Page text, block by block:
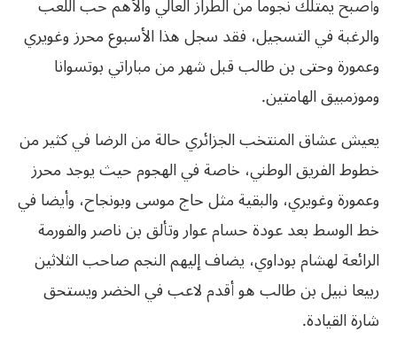
والرغبة في التسجيل، فقد سجل هذا الأسبوع محرز وغويري
وعمورة وحتى بن طالب قبل شهر من مباراتي بوتسوانا
وموزمبيق الهامتين.
يعيش عشاق المنتخب الجزائري حالة من الرضا في كثير من
خطوط الفريق الوطني، خاصة في الهجوم حيث يوجد محرز
وعمورة وغويري، والبقية مثل حاج موسى وبونجاح، وأيضا في
خط الوسط بعد عودة حسام عوار وتألق بن ناصر والفورمة
الرائعة لهشام بوداوي، يضاف إليهم النجم صاحب الثلاثين
ربيعا نبيل بن طالب هو أقدم لاعب في الخضر ويستحق
شارة القيادة.